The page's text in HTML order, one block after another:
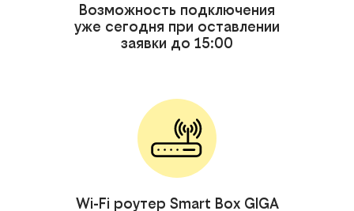
Возможность подключения
уже сегодня при оставлении
заявки до 15:00
Wi-Fi роутер Smart Box GIGA